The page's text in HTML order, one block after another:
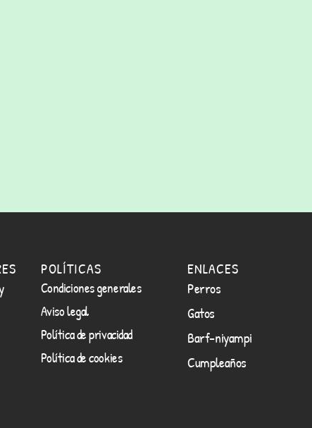
POLÍTICAS
Condiciones generales
Aviso legal
Política de privacidad
Política de cookies
ENLACES
Perros
Gatos
Barf-niyampi
Cumpleaños